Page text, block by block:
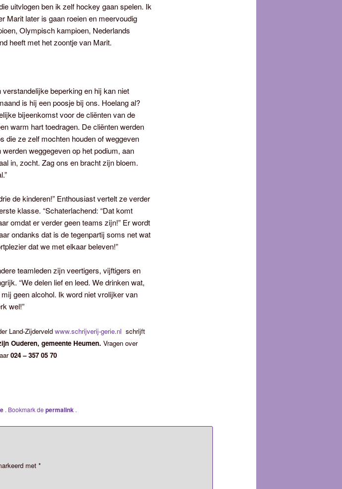
uitvlogen ben ik zelf hockey gaan spelen. Ik
Marit later is gaan roeien en meervoudig
Olympisch kampioen, Nederlands
heeft met het zoontje van Marit.
beperking en hij kan niet
is hij een poosje bij ons. Hoelang al?
bijeenkomst voor de cliënten van de
warm hart toedragen. De cliënten werden
die ze zelf mochten houden of weggeven
weggegeven op het podium, aan
in, zocht. Zag ons en bracht zijn bloem.
de kinderen!” Enthousiast vertelt ze verder
klasse. “Schaterlachend: “Dat komt
omdat er verder geen teams zijn!” Er wordt
ondanks dat is de tegenpartij soms net wat
dat we met elkaar beleven!”
teamleden zijn veertigers, vijftigers en
“We delen lief en leed. We drinken wat,
geen alcohol. Ik word niet vrolijker van
wel!”
Land-Zijderveld www.schrijverij-gerie.nl schrijft
Ouderen, gemeente Heumen. Vragen over
024 – 357 05 70
. Bookmark de permalink .
met*